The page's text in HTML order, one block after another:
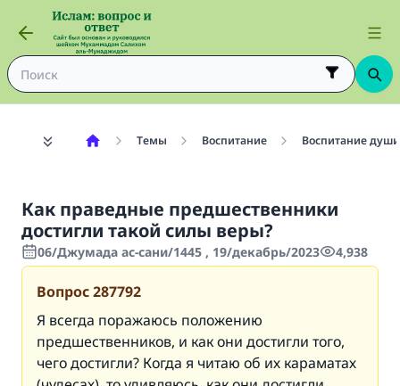
Темы Воспитание Воспитание души
Как праведные предшественники
достигли такой силы веры?
06/Джумада ас-сани/1445 , 19/декабрь/2023 4,938
Вопрос287792
Я всегда поражаюсь положению
предшественников, и как они достигли того,
чего достигли? Когда я читаю об их караматах